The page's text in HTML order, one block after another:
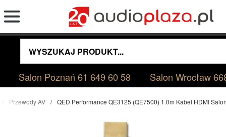
Salon Poznań61 649 60 58 Salon Wrocław
Przewody AV QED Performance QE3125 (QE7500) 1.0m Kabel HDMI